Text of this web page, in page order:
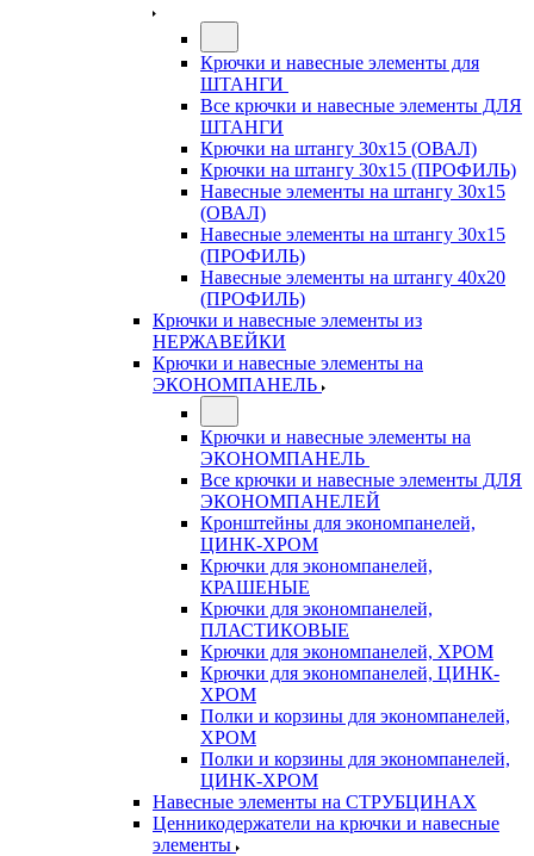
Крючки и навесные элементы для
ШТАНГИ
Все крючки и навесные элементы ДЛЯ
ШТАНГИ
Крючки на штангу 30х15 (ОВАЛ)
Крючки на штангу 30х15 (ПРОФИЛЬ)
Навесные элементы на штангу 30х15
(ОВАЛ)
Навесные элементы на штангу 30х15
(ПРОФИЛЬ)
Навесные элементы на штангу 40х20
(ПРОФИЛЬ)
Крючки и навесные элементы из
НЕРЖАВЕЙКИ
Крючки и навесные элементы на
ЭКОНОМПАНЕЛЬ
Крючки и навесные элементы на
ЭКОНОМПАНЕЛЬ
Все крючки и навесные элементы ДЛЯ
ЭКОНОМПАНЕЛЕЙ
Кронштейны для экономпанелей,
ЦИНК-ХРОМ
Крючки для экономпанелей,
КРАШЕНЫЕ
Крючки для экономпанелей,
ПЛАСТИКОВЫЕ
Крючки для экономпанелей, ХРОМ
Крючки для экономпанелей, ЦИНК-
ХРОМ
Полки и корзины для экономпанелей,
ХРОМ
Полки и корзины для экономпанелей,
ЦИНК-ХРОМ
Навесные элементы на СТРУБЦИНАХ
Ценникодержатели на крючки и навесные
элементы